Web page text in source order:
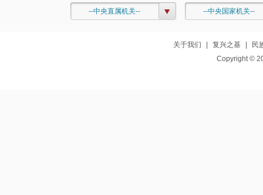
--中央直属机关-- --中央国家机关--
关于我们 复兴之基
民
Copyright ©